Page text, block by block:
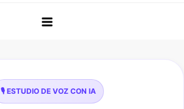
🎙️ ESTUDIO DE VOZ CON IA